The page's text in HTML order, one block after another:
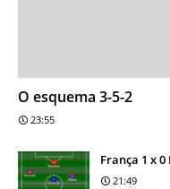
O esquema 3-5-2
23:55
França 1 x
21:49